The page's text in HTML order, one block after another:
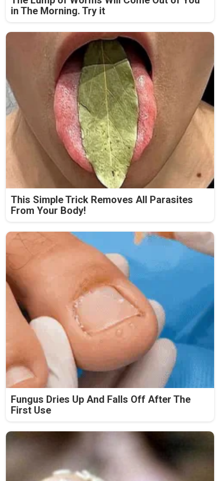
in The Morning. Try it
This Simple Trick Removes All Parasites
From Your Body!
Fungus Dries Up And Falls Off After The
First Use